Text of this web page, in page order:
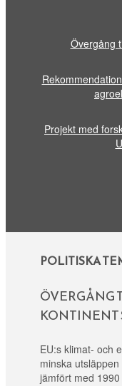
Övergång
Projekt med
POLITISKA
ÖVERGÅNG
KONTINENT
EU:s klimat- och
minska
jämfört med